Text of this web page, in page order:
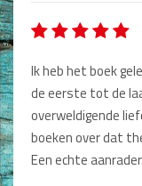
Type nog 50
Ik heb het boek
de eerste tot de
overweldigende
boeken over dat
Een echte aanrader.